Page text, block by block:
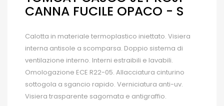
CANNA FUCILE OPACO - S
Calotta in materiale termoplastico iniettato. Visiera
interna antisole a scomparsa. Doppio sistema di
ventilazione interno. Interni estraibili e lavabili.
Omologazione ECE R22-05. Allacciatura cinturino
sottogola a sgancio rapido. Verniciatura anti-uv.
Visiera trasparente sagomata e antigraffio.